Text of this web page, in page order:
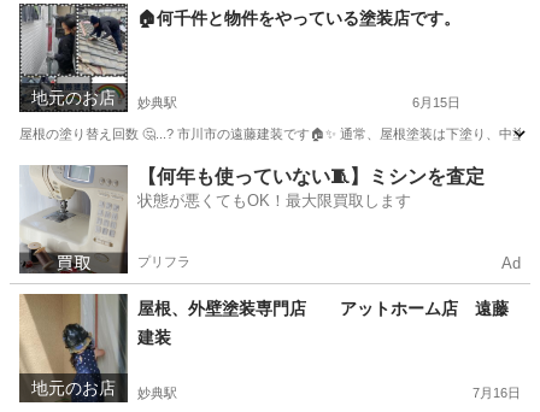
千葉 市川市 妙典駅 その他 外壁塗装
地元のお店
🏠何千件と物件をやっている塗装店です。
妙典駅 6月15日
屋根の塗り替え回数 🤔...? 市川市の遠藤建装です🏠✨ 通常、屋根塗装は下塗り、中
千葉 市川市 妙典駅 その他 物件
【何年も使っていない🧵】ミシンを査定
状態が悪くてもOK！最大限買取します
プリフラ Ad
地元のお店
屋根、外壁塗装専門店 アットホーム店 遠藤
建装
妙典駅 7月16日